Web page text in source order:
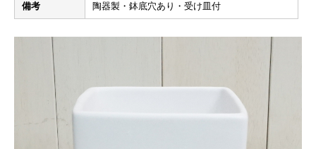
備考 陶器製・鉢底穴あり・受け皿付